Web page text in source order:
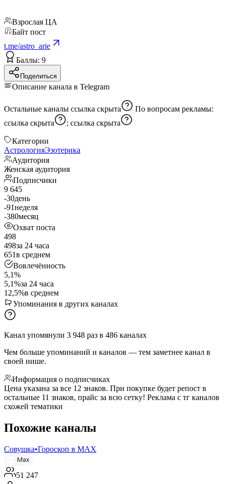
Взрослая ЦА
Байт пост
t.me/astro_arie
Баллы: 9
Поделиться
Описание канала в Telegram
Остальные каналы ссылка скрыта
По вопросам рекламы:
ссылка скрыта
; ссылка скрыта
Категории
АстрологияЭзотерика
Аудитория
Женская аудитория
Подписчики
9 645
-30день
-91неделя
-380месяц
Охват поста
498
498за 24 часа
651в среднем
Вовлечённость
5,1%
5,1%за 24 часа
12,5%в среднем
Упоминания в других каналах
Канал упомянули 3 948 раз в 486 каналах
Чем больше упоминаний и каналов — тем заметнее канал в
своей нише.
Информация о подписчиках
Цена указана за все 12 знаков. При покупке будет репост в
остальные 11 знаков, прайс за всю сетку! Реклама с тг каналов
схожей тематики
Похожие каналы
Совушка•Гороскоп в МАХ
Max
51 247